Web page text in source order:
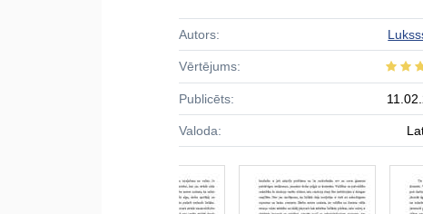
Autors:
Vērtējums:
Publicēts:
Valoda: